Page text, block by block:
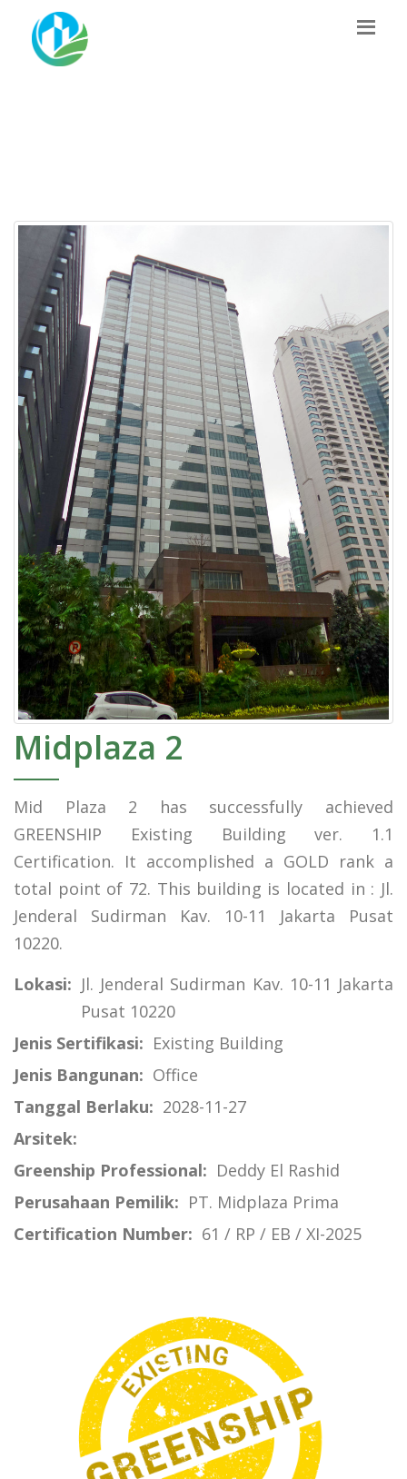
Midplaza 2
Mid Plaza 2 has successfully achieved
GREENSHIP Existing Building ver. 1.1
Certification. It accomplished a GOLD rank a
total point of 72. This building is located in : Jl.
Jenderal Sudirman Kav. 10-11 Jakarta Pusat
10220.
Lokasi: Jl. Jenderal Sudirman Kav. 10-11 Jakarta
Pusat 10220
Jenis Sertifikasi: Existing Building
Jenis Bangunan: Office
Tanggal Berlaku: 2028-11-27
Arsitek:
Greenship Professional: Deddy El Rashid
Perusahaan Pemilik: PT. Midplaza Prima
Certification Number: 61 / RP / EB / XI-2025